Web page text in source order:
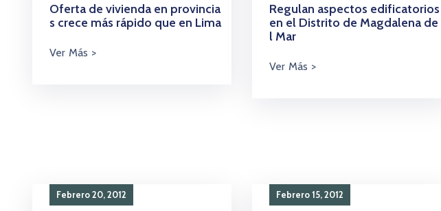
Oferta de vivienda en provincia
s crece más rápido que en Lima
Regulan aspectos edificatorios
en el Distrito de Magdalena de
l Mar
Febrero 20, 2012 Febrero 15, 2012